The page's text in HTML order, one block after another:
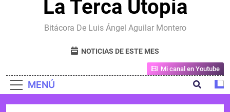
La Terca Utopia
Bitácora De Luis Ángel Aguilar Montero
NOTICIAS DE ESTE MES
MENÚ
Mi canal en Youtube